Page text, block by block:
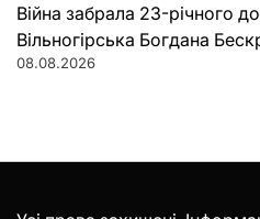
Війна забрала 23-річного
Вільногірська Богдана
08.08.2026